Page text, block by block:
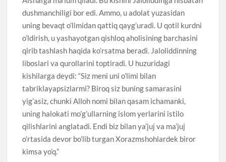
dushmanchiligi bor edi. Ammo, u adolat yuzasidan
uning bevaqt o’limidan qattiq qayg’uradi. U qotil kurdni
o’ldirish, u yashayotgan qishloq aholisining barchasini
qirib tashlash haqida ko’rsatma beradi. Jaloliddinning
liboslari va qurollarini toptiradi. U huzuridagi
kishilarga deydi: “Siz meni uni o’limi bilan
tabriklayapsizlarmi? Biroq siz buning samarasini
yig’asiz, chunki Alloh nomi bilan qasam ichamanki,
uning halokati mo’g’ullarning islom yerlarini istilo
qilishlarini anglatadi. Endi biz bilan ya’juj va ma’juj
o’rtasida devor bo’lib turgan Xorazmshohlardek biror
kimsa yo’q.”